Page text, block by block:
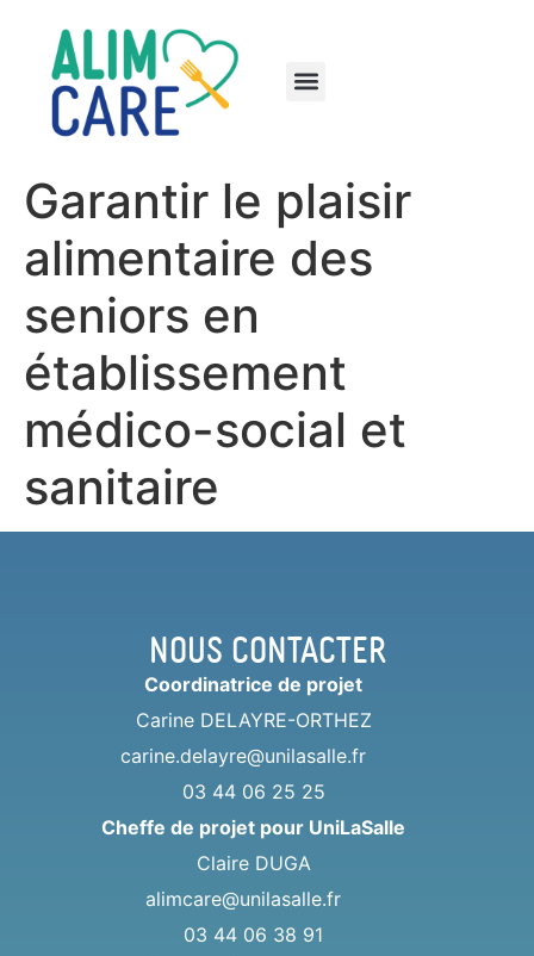
Garantir le plaisir
alimentaire des
seniors en
établissement
médico-social et
sanitaire
Nous contacter
Coordinatrice de projet
Carine DELAYRE-ORTHEZ
carine.delayre@unilasalle.fr
03 44 06 25 25
Cheffe de projet pour UniLaSalle
Claire DUGA
alimcare@unilasalle.fr
03 44 06 38 91